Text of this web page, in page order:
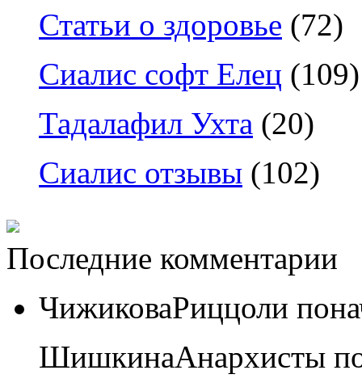
Статьи о здоровье (72)
Сиалис софт Елец (109)
Тадалафил Ухта (20)
Сиалис отзывы (102)
Последние комментарии
ЧижиковаРиццоли
ШишкинаАнархисты